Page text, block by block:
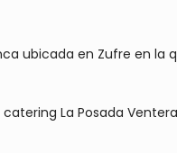
ubicada en Zufre en la
La Posada